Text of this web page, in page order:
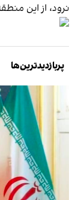
نرود، از این
پربازدیدترین‌ها